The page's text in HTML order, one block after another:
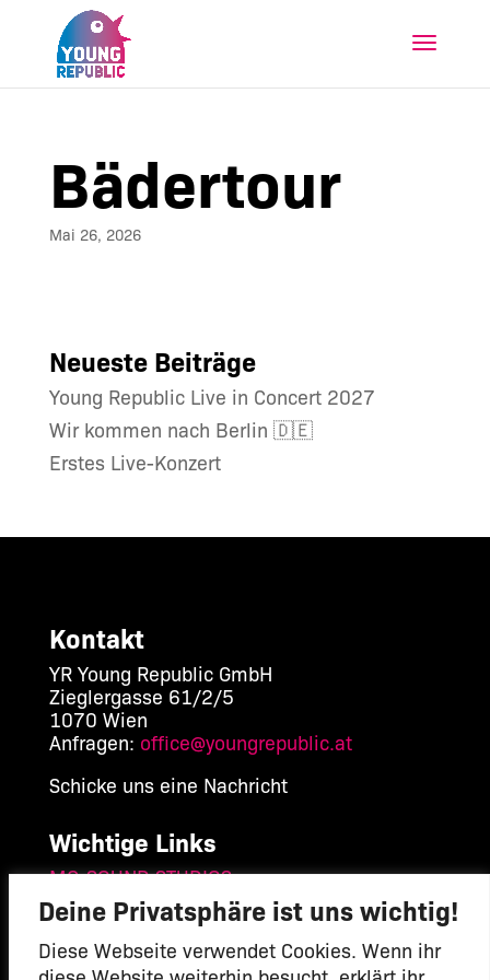
Deine Privatsphäre ist uns wichtig!
Diese Webseite verwendet Cookies. Wenn ihr
Bädertour
Mai 26, 2026
Neueste Beiträge
Young Republic Live in Concert 2027
Wir kommen nach Berlin 🇩🇪
Erstes Live-Konzert
Kontakt
YR Young Republic GmbH
Zieglergasse 61/2/5
1070 Wien
Anfragen: office@youngrepublic.at
Schicke uns eine Nachricht
Wichtige Links
MG-SOUND STUDIOS
Mach mit
Datenschutzerklärung
Impressum